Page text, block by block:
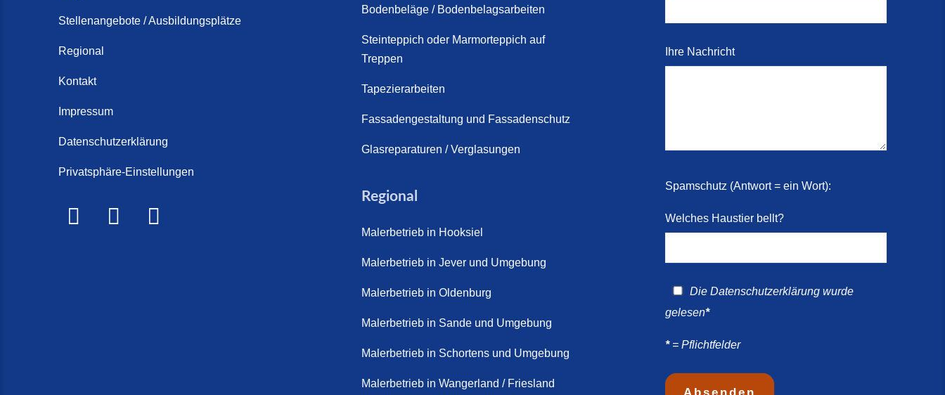
Stellenangebote / Ausbildungsplätze
Regional
Kontakt
Impressum
Datenschutzerklärung
Privatsphäre-Einstellungen
Bodenbeläge / Bodenbelagsarbeiten
Steinteppich oder Marmorteppich auf
Treppen
Tapezierarbeiten
Fassadengestaltung und Fassadenschutz
Glasreparaturen / Verglasungen
Regional
Malerbetrieb in Hooksiel
Malerbetrieb in Jever und Umgebung
Malerbetrieb in Oldenburg
Malerbetrieb in Sande und Umgebung
Malerbetrieb in Schortens und Umgebung
Malerbetrieb in Wangerland / Friesland
Ihre Nachricht
Spamschutz (Antwort = ein Wort):
Welches Haustier bellt?
Die Datenschutzerklärungwurde
gelesen*
*= Pflichtfelder